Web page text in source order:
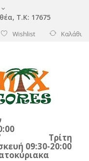
Τ.Κ: 17675
Καλάθι
Wishlist
Τρίτη
09:30-20:00